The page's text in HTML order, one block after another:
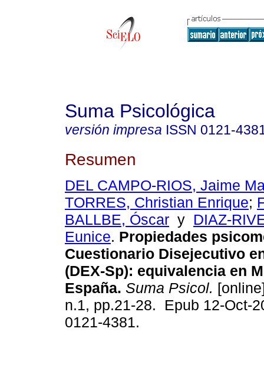
Suma Psicológica
versión impresa ISSN 0121-
Resumen
DEL CAMPO-RIOS, Jaime
TORRES, Christian Enrique;
BALLBE, Óscar y DIAZ-
Eunice. Propiedades
Cuestionario Disejecutivo
(DEX-Sp): equivalencia en
España. Suma Psicol.
n.1, pp.21-28. Epub 12-Oct-
0121-4381.